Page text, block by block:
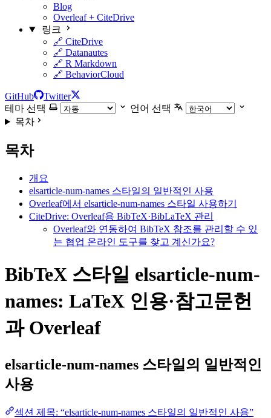
Blog
Overleaf + CiteDrive
링크
🔗 CiteDrive
🔗 Datanautes
🔗 R Markdown
🔗 BehaviorCloud
GitHub
Twitter
테마 선택
언어 선택
목차
목차
개요
elsarticle-num-names 스타일의 일반적인 사용
Overleaf에서 elsarticle-num-names 스타일 사용하기
CiteDrive: Overleaf용 BibTeX·BibLaTeX 관리
Overleaf와 연동하여 BibTeX 참조를 관리할 수 있
는 협업 온라인 도구를 찾고 계신가요?
BibTeX 스타일 elsarticle-num-
names: LaTeX 인용·참고문헌
과 Overleaf
elsarticle-num-names 스타일의 일반적인
사용
섹션 제목: “elsarticle-num-names 스타일의 일반적인 사용”